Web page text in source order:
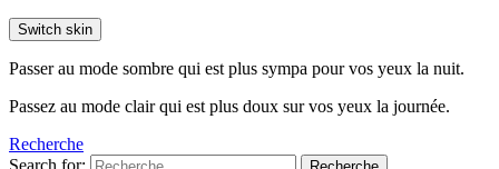
Switch skin
Passer au mode sombre qui est plus sympa pour vos yeux la nuit.
Passez au mode clair qui est plus doux sur vos yeux la journée.
Recherche
Search for: